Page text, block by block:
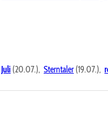
Juli (20.07.), Sterntaler (19.07.),